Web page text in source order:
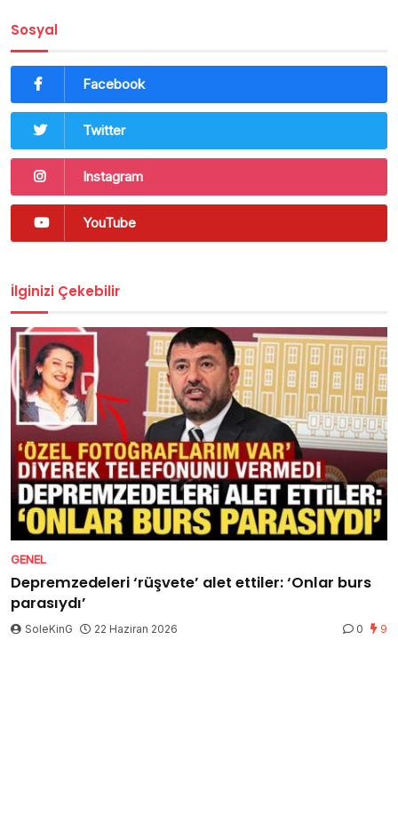
Sosyal
Facebook
Twitter
Instagram
YouTube
İlginizi Çekebilir
GENEL
Depremzedeleri ‘rüşvete’ alet ettiler: ‘Onlar burs
parasıydı’
SoleKinG 22 Haziran 2026 0 9